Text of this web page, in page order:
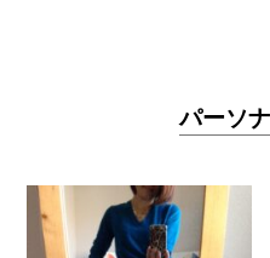
パーソ